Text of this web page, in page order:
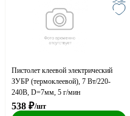
Пистолет клеевой электрический
ЗУБР (термоклеевой), 7 Вт/220-
240В, D=7мм, 5 г/мин
538 ₽/шт